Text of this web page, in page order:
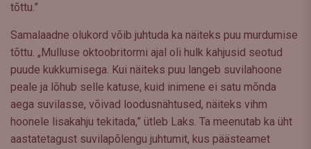
tõttu.”
Samalaadne olukord võib juhtuda ka näiteks puu murdumise
tõttu. „Mulluse oktoobritormi ajal oli hulk kahjusid seotud
puude kukkumisega. Kui näiteks puu langeb suvilahoone
peale ja lõhub selle katuse, kuid inimene ei satu mõnda
aega suvilasse, võivad loodusnähtused, näiteks vihm
hoonele lisakahju tekitada,” ütleb Laks. Ta meenutab ka üht
aastatetagust suvilapõlengu juhtumit, kus päästeamet